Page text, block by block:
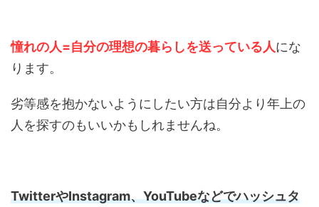
憧れの人=自分の理想の暮らしを送っている人にな
ります。
劣等感を抱かないようにしたい方は自分より年上の
人を探すのもいいかもしれませんね。
TwitterやInstagram、YouTubeなどでハッシュタ